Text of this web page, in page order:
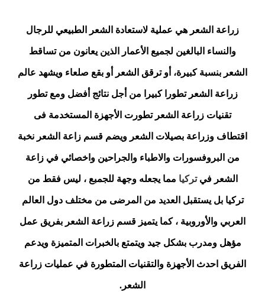
زراعة الشعر هي عملية لاستعادة الشعر الطبيعي للرجال
والنساء البالغين لجميع الأعمار الذين يعانون من تساقط
الشعر بنسبة كبيرة، أو ترقق الشعر أو بقع صلعاء ويشهد عالم
زراعة الشعر تطورا كبيرا من أجل نتائج أفضل ومع تطور
تقنيات زراعة الشعر تطورت الأجهزة المستخدمة فى
اقتطاف وزراعة بصيلات الشعر ويضم قسم زاعة الشعر نخبة
من البروفسورات والاطباء والجراحين واخصائي في زاعة
الشعر فيتركيا مما يجعله وجهة للجمبع ، ليس فقط من
تركيا بل يستقبل العديد من المرضى من مختلف دول العالم
العربي والأوروبية ، كما يتميز قسم زراعة الشعر بفريق عمل
مؤهل ومدرب بشكل جيد ويتمتع بالخبرات المتميزة ويدعم
الفريق احدث الأجهزة والتقنيات المتطورة في عمليات زراعة
الشعر.